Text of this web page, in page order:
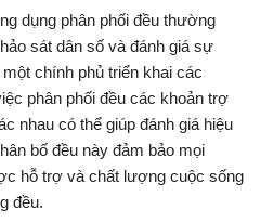
dụng phân phối đều thường
sát dân số và đánh giá sự
chính phủ triển khai các
phân phối đều các khoản trợ
nhau có thể giúp đánh giá hiệu
bố đều này đảm bảo mọi
hỗ trợ và chất lượng cuộc sống
đều.